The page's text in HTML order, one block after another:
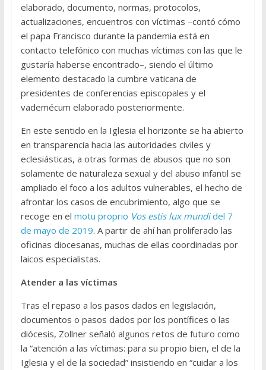
elaborado, documento, normas, protocolos,
actualizaciones, encuentros con víctimas –contó cómo
el papa Francisco durante la pandemia está en
contacto telefónico con muchas víctimas con las que le
gustaría haberse encontrado–, siendo el último
elemento destacado la cumbre vaticana de
presidentes de conferencias episcopales y el
vademécum elaborado posteriormente.
En este sentido en la Iglesia el horizonte se ha abierto
en transparencia hacia las autoridades civiles y
eclesiásticas, a otras formas de abusos que no son
solamente de naturaleza sexual y del abuso infantil se
ampliado el foco a los adultos vulnerables, el hecho de
afrontar los casos de encubrimiento, algo que se
recoge en el motu proprio Vos estis lux mundidel 7
de mayo de 2019. A partir de ahí han proliferado las
oficinas diocesanas, muchas de ellas coordinadas por
laicos especialistas.
Atender a las víctimas
Tras el repaso a los pasos dados en legislación,
documentos o pasos dados por los pontífices o las
diócesis, Zollner señaló algunos retos de futuro como
la “atención a las víctimas: para su propio bien, el de la
Iglesia y el de la sociedad” insistiendo en “cuidar a los